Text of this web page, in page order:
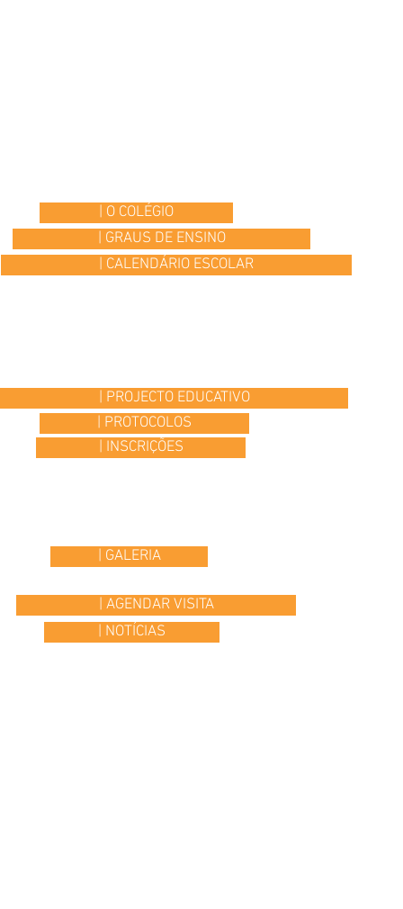
| O COLÉGIO
| GRAUS DE ENSINO
| CALENDÁRIO ESCOLAR
| PROJECTO EDUCATIVO
| PROTOCOLOS
| INSCRIÇÕES
| GALERIA
| AGENDAR VISITA
| NOTÍCIAS